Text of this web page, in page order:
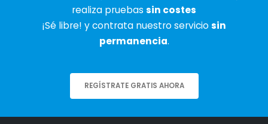
realiza pruebas sin costes
¡Sé libre! y contrata nuestro serviciosin
permanencia.
REGÍSTRATE GRATIS AHORA